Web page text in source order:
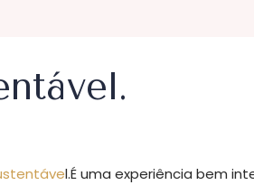
l.É uma experiência bem